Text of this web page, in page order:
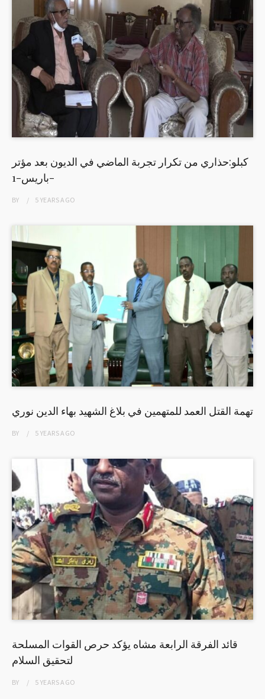
كبلو:حذاري من تكرار تجربة الماضي في الديون بعد مؤتر
باريس-1-
BY 5 YEARSAGO
تهمة القتل العمد للمتهمين في بلاغ الشهيد بهاء الدين نوري
BY 5 YEARSAGO
قائد الفرقة الرابعة مشاه يؤكد حرص القوات المسلحة
لتحقيق السلام
BY 5 YEARSAGO